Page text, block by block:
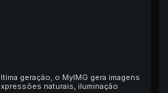
geração, o MyIMG gera imagens
naturais, iluminação